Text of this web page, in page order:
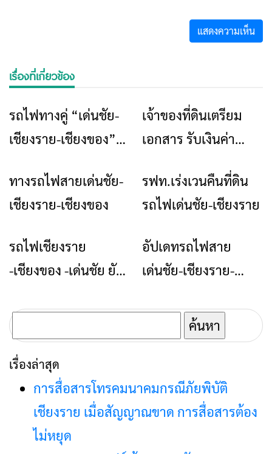
เรื่องที่เกี่ยวข้อง
ข่าวเชียงราย
รถไฟทางคู่ “เด่นชัย-
เชียงราย-เชียงของ”
เสร็จปี 71
ข่าวเชียงราย
เจ้าของที่ดินเตรียม
เอกสาร รับเงินค่า
เชียงของ – เชียงราย-
เด่นชัย
ข่าวเชียงราย
ทางรถไฟสายเด่นชัย-
เชียงราย-เชียงของ
ข่าวเชียงราย
รฟท.เร่งเวนคืนที่ดิน
รถไฟเด่นชัย-เชียงราย
ข่าวเชียงราย
รถไฟเชียงราย
-เชียงของ -เด่นชัย ยัน
หมอวรงค์ แย้ง
ข่าวเชียงราย
อัปเดทรถไฟสาย
เด่นชัย-เชียงราย-
ประมูล
ค้นหา
สำหรับ:
เรื่องล่าสุด
การสื่อสารโทรคมนาคมกรณีภัยพิบัติ
เชียงราย เมื่อสัญญาณขาด การสื่อสารต้อง
ไม่หยุด